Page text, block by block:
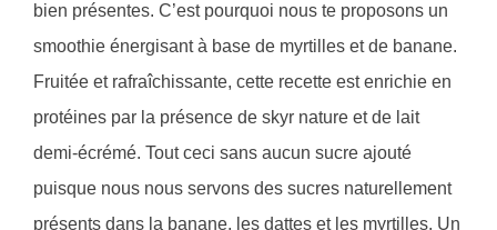
bien présentes. C’est pourquoi nous te proposons un
smoothie énergisant à base de myrtilles et de banane.
Fruitée et rafraîchissante, cette recette est enrichie en
protéines par la présence de skyr nature et de lait
demi-écrémé. Tout ceci sans aucun sucre ajouté
puisque nous nous servons des sucres naturellement
présents dans la banane, les dattes et les myrtilles. Un